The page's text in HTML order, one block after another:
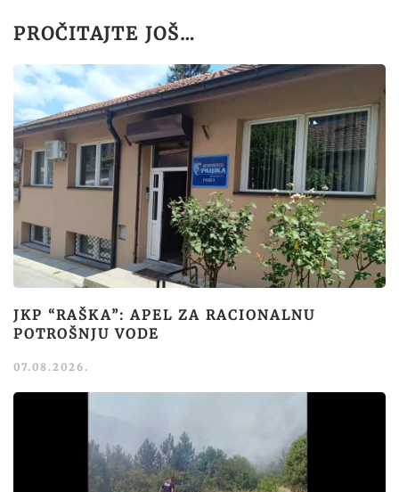
PROČITAJTE JOŠ…
JKP “RAŠKA”: APEL ZA RACIONALNU
POTROŠNJU VODE
07.08.2026.